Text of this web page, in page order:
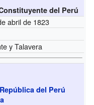
del Perú
abril de 1823
y Talavera
del Perú